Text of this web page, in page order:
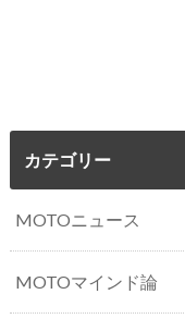
カテゴリー
MOTOニュース
MOTOマインド論